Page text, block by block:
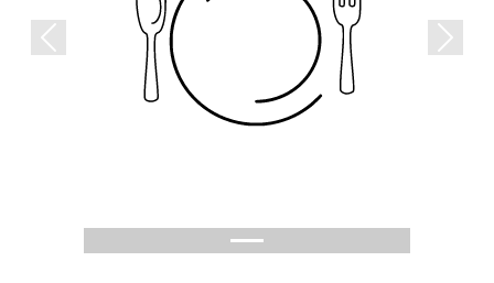
Previous Next